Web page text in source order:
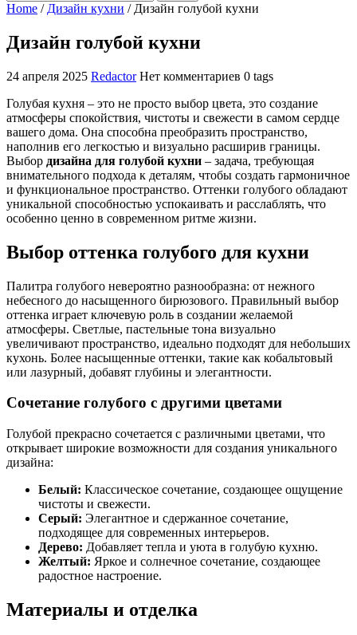
Home / Дизайн кухни / Дизайн голубой кухни
Дизайн голубой кухни
24 апреля 2025 Redactor Нет комментариев 0 tags
Голубая кухня – это не просто выбор цвета, это создание
атмосферы спокойствия, чистоты и свежести в самом сердце
вашего дома. Она способна преобразить пространство,
наполнив его легкостью и визуально расширив границы.
Выбор дизайна для голубой кухни – задача, требующая
внимательного подхода к деталям, чтобы создать гармоничное
и функциональное пространство. Оттенки голубого обладают
уникальной способностью успокаивать и расслаблять, что
особенно ценно в современном ритме жизни.
Выбор оттенка голубого для кухни
Палитра голубого невероятно разнообразна: от нежного
небесного до насыщенного бирюзового. Правильный выбор
оттенка играет ключевую роль в создании желаемой
атмосферы. Светлые, пастельные тона визуально
увеличивают пространство, идеально подходят для небольших
кухонь. Более насыщенные оттенки, такие как кобальтовый
или лазурный, добавят глубины и элегантности.
Сочетание голубого с другими цветами
Голубой прекрасно сочетается с различными цветами, что
открывает широкие возможности для создания уникального
дизайна:
Белый: Классическое сочетание, создающее ощущение
чистоты и свежести.
Серый: Элегантное и сдержанное сочетание,
подходящее для современных интерьеров.
Дерево: Добавляет тепла и уюта в голубую кухню.
Желтый: Яркое и солнечное сочетание, создающее
радостное настроение.
Материалы и отделка